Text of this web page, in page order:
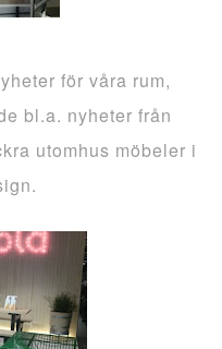
för våra rum,
bl.a. nyheter från
utomhus möbeler i